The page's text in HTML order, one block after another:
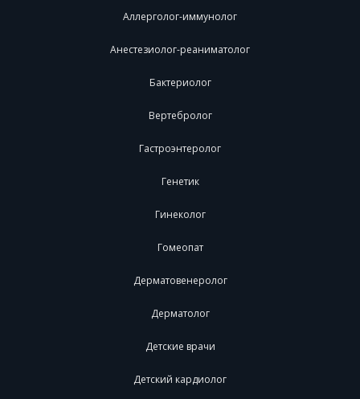
Аллерголог-иммунолог
Анестезиолог-реаниматолог
Бактериолог
Вертебролог
Гастроэнтеролог
Генетик
Гинеколог
Гомеопат
Дерматовенеролог
Дерматолог
Детские врачи
Детский кардиолог